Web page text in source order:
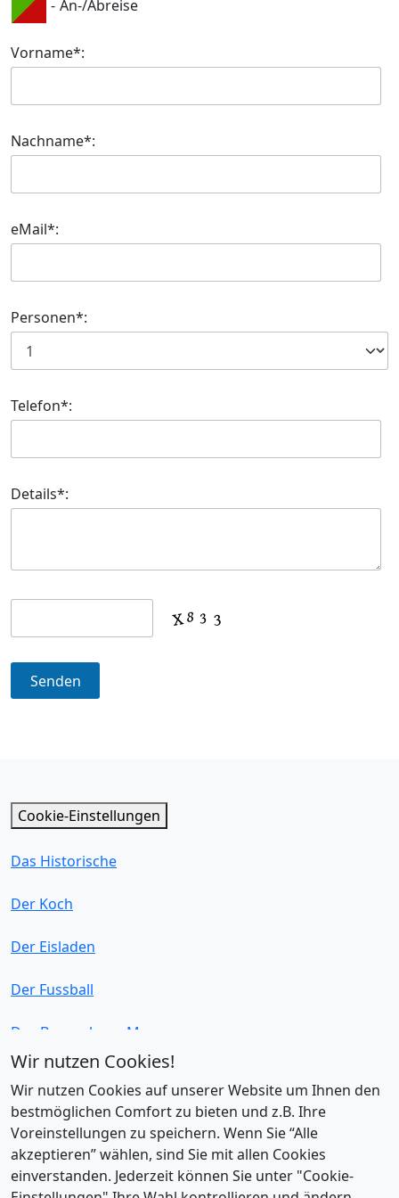
- An-/Abreise
Vorname*:
Nachname*:
eMail*:
Personen*:
Telefon*:
Details*:
Cookie-Einstellungen
Das Historische
Der Koch
Der Eisladen
Der Fussball
Das Bauernhaus-Museum
Der Weinladen
Die Bürgerwache
Wir nutzen Cookies!
Wir nutzen Cookies auf unserer Website um Ihnen den
bestmöglichen Comfort zu bieten und z.B. Ihre
Voreinstellungen zu speichern. Wenn Sie “Alle
akzeptieren” wählen, sind Sie mit allen Cookies
einverstanden. Jederzeit können Sie unter "Cookie-